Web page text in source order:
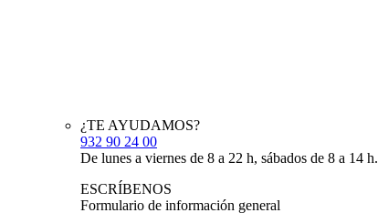
¿TE AYUDAMOS?
932 90 24 00
De lunes a viernes de 8 a 22 h, sábados de 8 a 14 h.
ESCRÍBENOS
Formulario de información general